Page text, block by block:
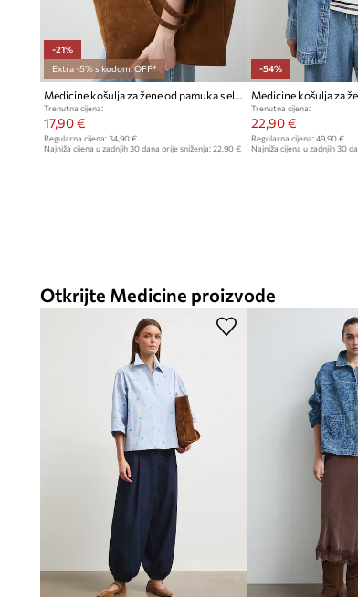
-21%
Extra -5% s kodom: OFF*
Trenutna cijena:
17,90 €
Regularna cijena: 34,90 €
Najniža cijena u zadnjih 30 dana prije sniženja: 22,90 €
-54%
Medicine košulja za
Trenutna cijena:
22,90 €
Regularna cijena:49,90 €
Najniža cijena u zadnjih 30
Otkrijte Medicine proizvode